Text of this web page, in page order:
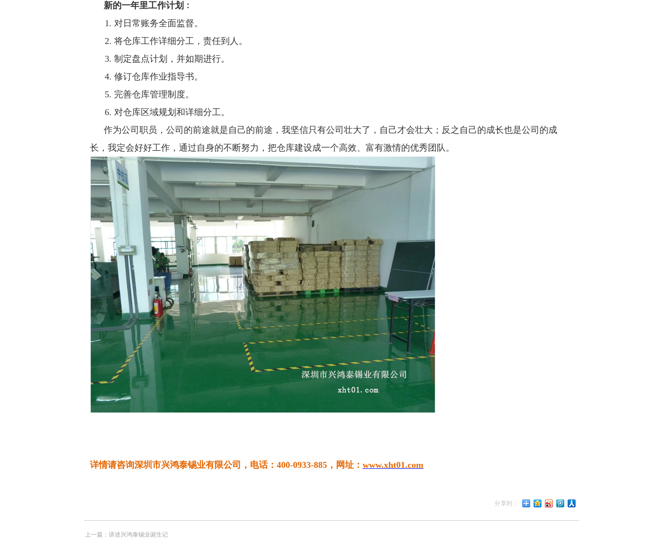
新的一年里工作计划﹕
1. 对日常账务全面监督。
2. 将仓库工作详细分工，责任到人。
3. 制定盘点计划，并如期进行。
4. 修订仓库作业指导书。
5. 完善仓库管理制度。
6. 对仓库区域规划和详细分工。
作为公司职员，公司的前途就是自己的前途，我坚信只有公司壮大了，自己才会壮大；反之自己的成长也是公司的成
长，我定会好好工作，通过自身的不断努力，把仓库建设成一个高效、富有激情的优秀团队。
详情请咨询深圳市兴鸿泰锡业有限公司，电话： 400-0933-885 ，网址： www.xht01.com
上一篇： 讲述兴鸿泰锡业诞生记